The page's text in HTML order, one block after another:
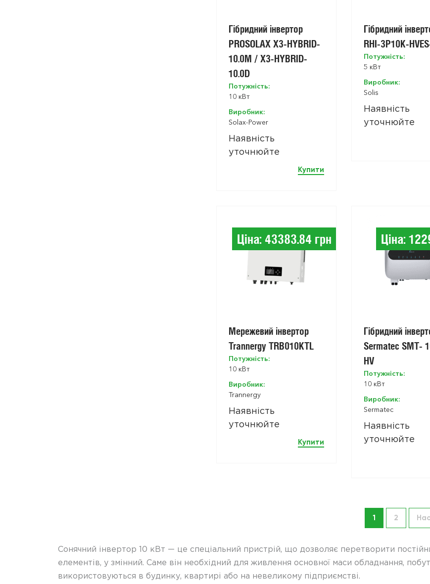
Гібридний інвертор
PROSOLAX X3-HYBRID-
10.0M / X3-HYBRID-
10.0D
Потужність:
10 кВт
Виробник:
Solax-Power
Наявність
уточнюйте
Купити
Гібридний
RHI-3P10K-
Потужність:
5 кВт
Виробник:
Solis
Наявність
уточнюйте
Ціна: 43383.84 грн
Мережевий інвертор
Trannergy TRB010KTL
Потужність:
10 кВт
Виробник:
Trannergy
Наявність
уточнюйте
Купити
Ціна:
Гібридний
Sermatec SMT-
HV
Потужність:
10 кВт
Виробник:
Sermatec
Наявність
уточнюйте
1 2
Сонячний інвертор 10 кВт — це спеціальний пристрій, що дозволяє перетворити
елементів, у змінний. Саме він необхідний для живлення основної маси обладнання,
використовуються в будинку, квартирі або на невеликому підприємстві.